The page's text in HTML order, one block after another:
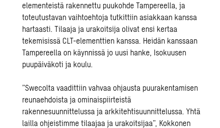
elementeistä rakennettu puukohde Tampereella, ja
toteutustavan vaihtoehtoja tutkittiin asiakkaan kanssa
hartaasti. Tilaaja ja urakoitsija olivat ensi kertaa
tekemisissä CLT-elementtien kanssa. Heidän kanssaan
Tampereella on käynnissä jo uusi hanke, Isokuusen
puupäiväkoti ja koulu.
”Swecolta vaadittiin vahvaa ohjausta puurakentamisen
reunaehdoista ja ominaispiirteistä
rakennesuunnittelussa ja arkkitehtisuunnittelussa. Yhtä
lailla ohjeistimme tilaajaa ja urakoitsijaa”, Kokkonen